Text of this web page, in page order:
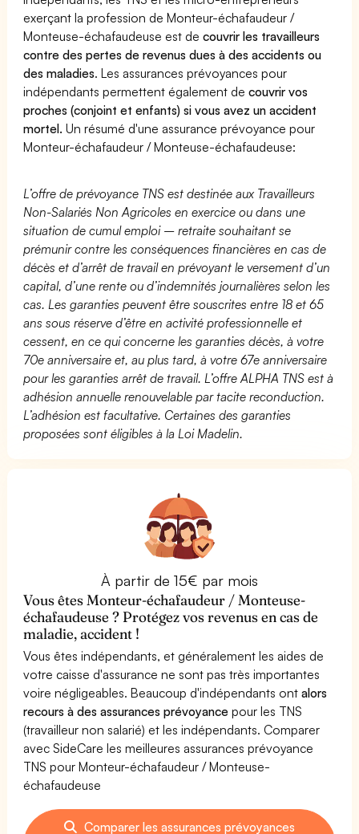
exerçant la profession de Monteur-échafaudeur /
Monteuse-échafaudeuse est decouvrir les travailleurs
contre des pertes de revenus dues à des accidents ou
des maladies. Les assurances prévoyances pour
indépendants permettent également decouvrir vos
proches (conjoint et enfants) si vous avez un accident
mortel. Un résumé d'une assurance prévoyance pour
Monteur-échafaudeur / Monteuse-échafaudeuse:
L’offre de prévoyance TNS est destinée aux Travailleurs
Non-Salariés Non Agricoles en exercice ou dans une
situation de cumul emploi – retraite souhaitant se
prémunir contre les conséquences financières en cas de
décès et d’arrêt de travail en prévoyant le versement d’un
capital, d’une rente ou d’indemnités journalières selon les
cas. Les garanties peuvent être souscrites entre 18 et 65
ans sous réserve d’être en activité professionnelle et
cessent, en ce qui concerne les garanties décès, à votre
70e anniversaire et, au plus tard, à votre 67e anniversaire
pour les garanties arrêt de travail. L’offre ALPHA TNS est à
adhésion annuelle renouvelable par tacite reconduction.
L’adhésion est facultative. Certaines des garanties
proposées sont éligibles à la Loi Madelin.
À partir de 15€ par mois
Vous êtes Monteur-échafaudeur / Monteuse-
échafaudeuse ? Protégez vos revenus en cas de
maladie, accident !
Vous êtes indépendants, et généralement les aides de
votre caisse d'assurance ne sont pas très importantes
voire négligeables. Beaucoup d'indépendants ontalors
recours à des assurances prévoyance pour les TNS
(travailleur non salarié) et les indépendants. Comparer
avec SideCare les meilleures assurances prévoyance
TNS pour Monteur-échafaudeur / Monteuse-
échafaudeuse
Comparer les assurances prévoyances